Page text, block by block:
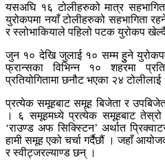
यसअघि १६ टोलीहरुको मात्र
युरोकपमा नयाँ टोलीहरुको सहभागिता
र स्लोभाकियाले पहिलो पटक युरोकप
जुन १० देखि जुलाई १० सम्म हुुने
फ्रान्सका विभिन्न १० शहरमा
प्रतियोगितामा छनौट भएका २४
प्रत्येक समूहबाट समूह बिजेता र
। ६ समूहमध्ये प्रत्येक समूहबाट
‘राउण्ड अफ सिक्स्टिन’ अर्थात
हामी समूह एको चर्चा गर्दैछौं । जहाँ
र स्वीट्जरल्याण्ड छन् ।